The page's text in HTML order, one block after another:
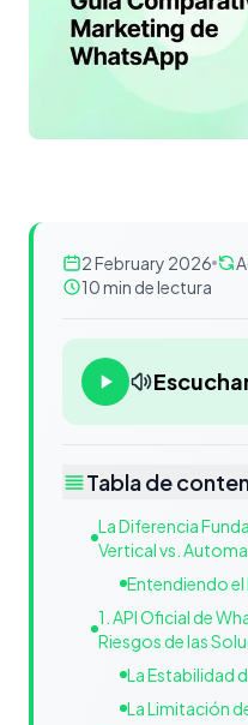
2 February 2026
10 min de lectura
Tabla de
La Diferencia
Vertical vs.
Entendiendo
1. API Oficial de
Riesgos de las
La Estabilidad
La Limitación